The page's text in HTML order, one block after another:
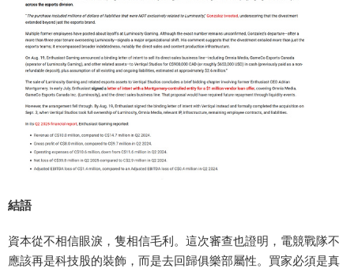
結語
資本從不相信眼淚，隻相信毛利。這次審查也證明，電競戰隊不
應該再是科技股的裝飾，而是去回歸俱樂部屬性。買家必須是真